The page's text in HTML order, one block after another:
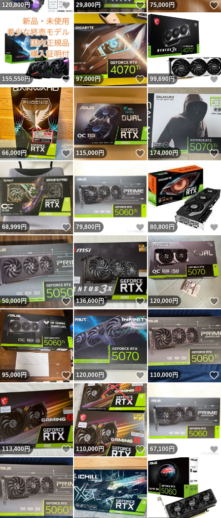
120,800円 いいね！
29,800円 いいね！
75,000円
155,550 円 いいね！
97,000円 いいね！
99,690 円
66,000円 いいね！
115,000円 いいね！
174,000円
68,999円 いいね！
79,800 円 いいね！
80,800 円
50,000円 いいね！
136,600円 いいね！
120,000円
95,000円 いいね！
120,000 円 いいね！
110,000円
113,400円 いいね！
110,000円 いいね！
67,100 円